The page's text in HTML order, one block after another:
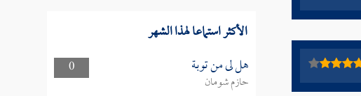
الأكثر استماعا لهذا الشهر
0 هل لى من توبة
حازم شومان